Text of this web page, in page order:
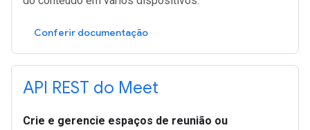
Conferir documentação
API REST do Meet
Crie e gerencie espaços de reunião ou